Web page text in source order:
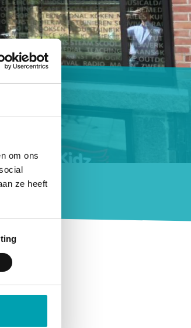
om ons
ze heeft
13
are truly